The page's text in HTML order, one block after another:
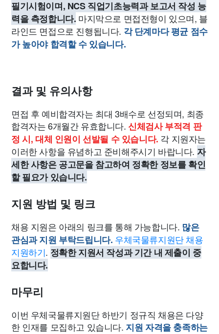
필기시험이며, NCS 직업기초능력과 보고서 작성 능
력을 측정합니다. 마지막으로 면접전형이 있으며, 블
라인드 면접으로 진행됩니다. 각 단계마다 평균 점수
가 높아야 합격할 수 있습니다.
결과 및 유의사항
면접 후 예비합격자는 최대 3배수로 선정되며, 최종
합격자는 6개월간 유효합니다. 신체검사 부적격 판
정 시, 대체 인원이 선발될 수 있습니다. 각 지원자는
이러한 사항을 유념하고 준비해주시기 바랍니다. 자
세한 사항은 공고문을 참고하여 정확한 정보를 확인
할 필요가 있습니다.
지원 방법 및 링크
채용 지원은 아래의 링크를 통해 가능합니다. 많은
관심과 지원 부탁드립니다. 우체국물류지원단 채용
지원하기. 정확한 지원서 작성과 기간 내 제출이 중
요합니다.
마무리
이번 우체국물류지원단 하반기 정규직 채용은 다양
한 인재를 모집하고 있습니다. 지원 자격을 충족하는